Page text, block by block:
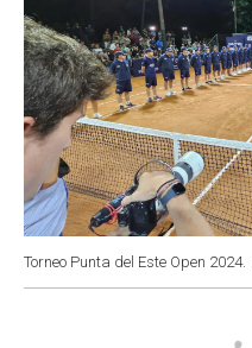
Torneo Punta del Este Open 2024.